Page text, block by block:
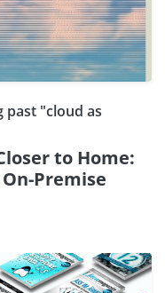
past "cloud as
to Home:
Premise